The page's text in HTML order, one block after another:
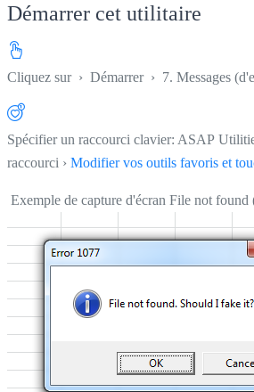
Démarrer cet utilitaire
Cliquez sur › Démarrer› 7. Messages
Spécifier un raccourci clavier: ASAP
raccourci › Modifier vos outils favoris et
Exemple de capture d'écran File not